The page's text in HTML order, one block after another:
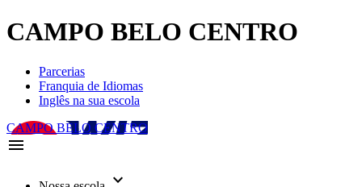
CAMPO BELO CENTRO
Parcerias
Franquia de Idiomas
Inglês na sua escola
CAMPO BELO CENTRO
menu
keyboard_arrow_down